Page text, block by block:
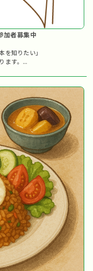
者募集中
を知りたい」
ます。